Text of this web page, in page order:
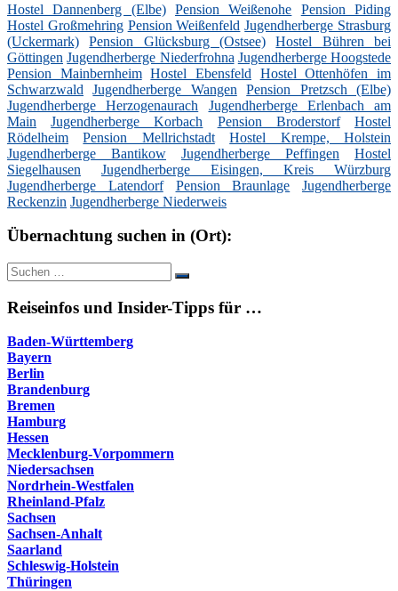
Hostel Dannenberg (Elbe) Pension Weißenohe
Pension Piding
Hostel Großmehring Pension Weißenfeld Jugendherberge Strasburg
(Uckermark)
Pension Glücksburg (Ostsee)
Hostel Bühren bei
Göttingen Jugendherberge Niederfrohna Jugendherberge Hoogstede
Pension Mainbernheim Hostel Ebensfeld
Hostel Ottenhöfen im
Schwarzwald
Jugendherberge Wangen
Pension Pretzsch (Elbe)
Jugendherberge Herzogenaurach
Jugendherberge Erlenbach am
Main
Jugendherberge Korbach Pension Broderstorf
Hostel
Rödelheim
Pension Mellrichstadt
Hostel Krempe, Holstein
Jugendherberge Bantikow
Jugendherberge Peffingen
Hostel
Siegelhausen
Jugendherberge Eisingen, Kreis Würzburg
Jugendherberge Latendorf
Pension Braunlage
Jugendherberge
Reckenzin Jugendherberge Niederweis
Übernachtung suchen in (Ort):
Suche
nach:
Suchen
Reiseinfos und Insider-Tipps für …
Baden-Württemberg
Bayern
Berlin
Brandenburg
Bremen
Hamburg
Hessen
Mecklenburg-Vorpommern
Niedersachsen
Nordrhein-Westfalen
Rheinland-Pfalz
Sachsen
Sachsen-Anhalt
Saarland
Schleswig-Holstein
Thüringen